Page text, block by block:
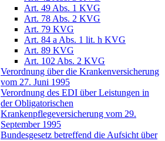
Art. 49 Abs. 1 KVG
Art. 78 Abs. 2 KVG
Art. 79 KVG
Art. 84 a Abs. 1 lit. h KVG
Art. 89 KVG
Art. 102 Abs. 2 KVG
Verordnung über die Krankenversicherung
vom 27. Juni 1995
Verordnung des EDI über Leistungen in
der Obligatorischen
Krankenpflegeversicherung vom 29.
September 1995
Bundesgesetz betreffend die Aufsicht über